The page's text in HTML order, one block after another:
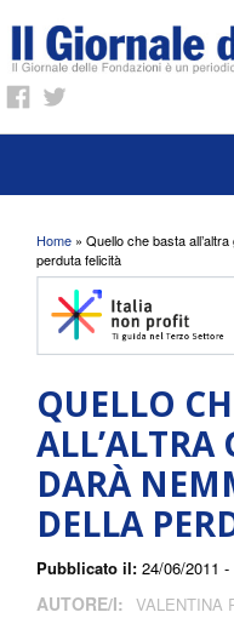
Tu sei qui
Home » Quello che basta
perduta felicità
QUELLO
DARÀ
DELLA
Pubblicato il: 24/06/2011 -
AUTORE/I: VALENTINA